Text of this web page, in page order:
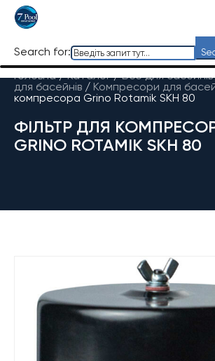
Search for:
Головна / Каталог/Все для басейнів
для басейнів / Компресори для
компресора Grino Rotamik SKH 80
ФІЛЬТР ДЛЯ
GRINO ROTAMIK SKH 80